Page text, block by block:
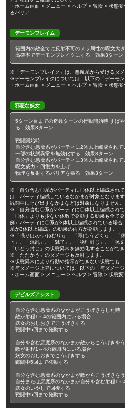
・ホーム画面 > メニュー > ヘルプ > 冒険 > 状態
るバリア
デーモンフレイム
範囲内の敵全てに反射不可のメラ属性の呪文大
高確率でデーモンブレイクにする 効果3ターン
※「デーモンブレイク」は、悪魔系から受けるダメ
※デーモンブレイクについては、以下の「デーモン
・ホーム画面 > メニュー > ヘルプ > 冒険 > 状態
邪悪な妖女
5ターン目までの奇数ターンの行動開始時 すば
る 効果3ターン
戦闘開始時
自分含む悪魔系がパーティに2体以上編成されて
一部の状態異常を無効化する 効果3ターン
自分含む悪魔系がパーティに3体以上編成されて
呪文威力・回復力を上げ
物理を反射するバリアを張る 効果3ターン
※「自分含む〇系がパーティに〇体以上編成されて
は、パーティ編成しているなかまが対象となりま
戦闘中に呼び出すなかまなどは対象になりません。
※「自分含む〇系がパーティに〇体以上編成され
「〇体」よりも少ない体数で発動する効果も全て発
例）パーティに〇系が3体以上編成されている場
系が3体以上編成」の効果の両方が発動します。
※「眠り(ふかいねむり)」、「毒(もうどく)」、「
ヒ」、「混乱」、「魅了」、「物理封じ」、「呪
「いどう封じ」の状態異常を無効化することができ
※「たたかう」のダメージも反射します。
※状態異常により行動や指示ができない状態でも、
※与ダメージ上昇については、以下の「与ダメージ
・ホーム画面 > メニュー > ヘルプ > 冒険 > 状態
デビルズアシスト
自分を含む悪魔系のなかまがこうげきをした時
敵が射程1～4の範囲内にいる場合
妖女のおしおきでこうげきする
戦闘中5回まで発動する
自分を含む悪魔系のなかまが敵からこうげきを
敵が射程1～4の範囲内にいる場合
妖女のおしおきでこうげきする
戦闘中5回まで発動する
自分を含む悪魔系のなかまが敵からこうげきを
自分または悪魔系のなかまが自分を含む射程1～
妖女のいやしで回復する
戦闘中5回まで発動する